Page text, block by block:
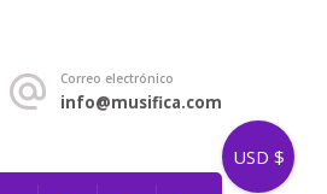
Correo electrónico
info@musifica.com
USD $